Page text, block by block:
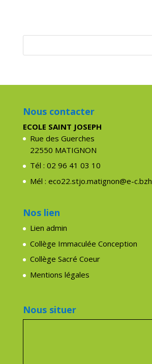
Nous contacter
ECOLE SAINT JOSEPH
Rue des Guerches
22550 MATIGNON
Tél : 02 96 41 03 10
Mél : eco22.stjo.matignon@e-c.bzh
Nos lien
Lien admin
Collège Immaculée Conception
Collège Sacré Coeur
Mentions légales
Nous situer